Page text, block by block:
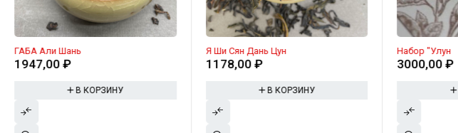
ГАБА Али Шань
1947,00 ₽
В КОРЗИНУ
Я Ши Сян Дань Цун
1178,00 ₽
В КОРЗИНУ
Набор "Улун
3000,00₽